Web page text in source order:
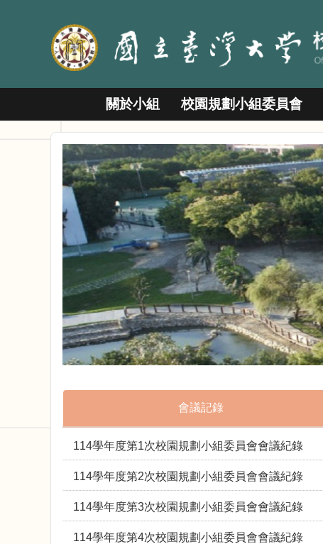
關於小組 校園規劃小組委員會
會議記錄
114學年度第1次校園規劃小組委員會會議紀錄
114學年度第2次校園規劃小組委員會會議紀錄
114學年度第3次校園規劃小組委員會會議紀錄
114學年度第4次校園規劃小組委員會會議紀錄